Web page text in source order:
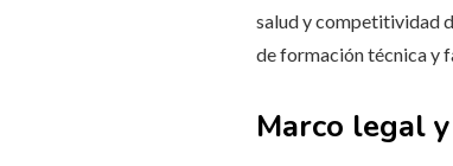
salud y competitividad
de formación técnica y
Marco legal